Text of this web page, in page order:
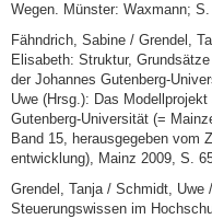
Wegen. Münster: Waxmann; S.
Fähndrich, Sabine / Grendel,
Elisabeth: Struktur,
der Johannes Gutenberg-
Uwe (Hrsg.): Das
Gutenberg-Universität (=
Band 15, herausgegeben vom
entwicklung), Mainz 2009, S.
Grendel, Tanja / Schmidt, Uwe
Steuerungswissen im